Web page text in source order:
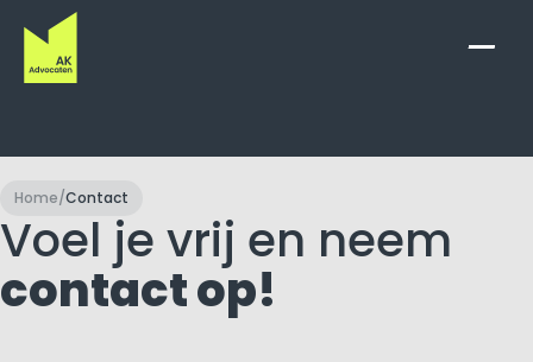
Home/Contact
Voel je vrij en neem
contact op!